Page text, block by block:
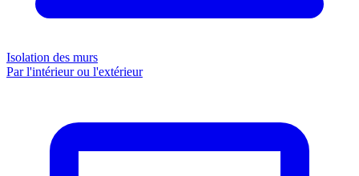
Isolation des murs
Par l'intérieur ou l'extérieur